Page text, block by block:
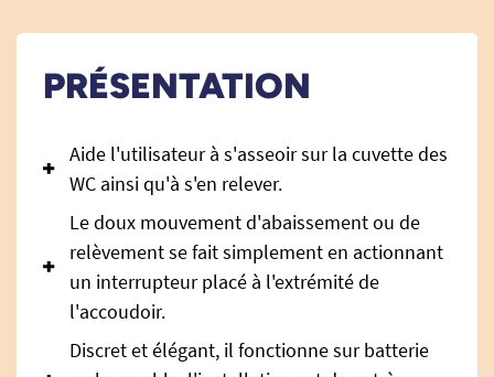
PRÉSENTATION
Aide l'utilisateur à s'asseoir sur la cuvette des
WC ainsi qu'à s'en relever.
Le doux mouvement d'abaissement ou de
relèvement se fait simplement en actionnant
un interrupteur placé à l'extrémité de
l'accoudoir.
Discret et élégant, il fonctionne sur batterie